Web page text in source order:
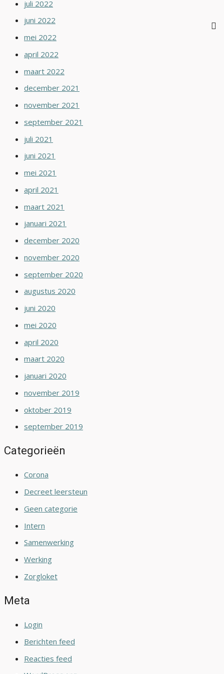
juli 2022
juni 2022
mei 2022
april 2022
maart 2022
december 2021
november 2021
september 2021
juli 2021
juni 2021
mei 2021
april 2021
maart 2021
januari 2021
december 2020
november 2020
september 2020
augustus 2020
juni 2020
mei 2020
april 2020
maart 2020
januari 2020
november 2019
oktober 2019
september 2019
Categorieën
Corona
Decreet leersteun
Geen categorie
Intern
Samenwerking
Werking
Zorgloket
Meta
Login
Berichten feed
Reacties feed